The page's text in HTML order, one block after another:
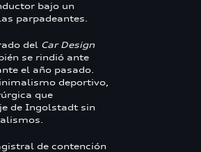
bajo un
parpadeantes.
del Car Design
se rindió ante
el año pasado.
deportivo,
que
de Ingolstadt sin
de contención